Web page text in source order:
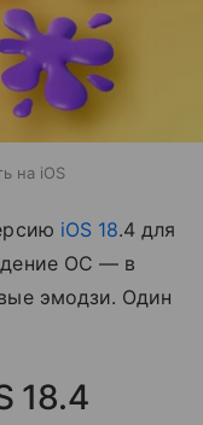
на iOS
iOS 18.4 для
ОС — в
эмодзи. Один
18.4